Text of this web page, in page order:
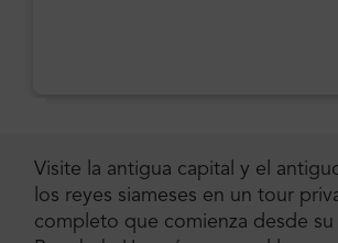
Visite la antigua capital y el
los reyes siameses en un tour
completo que comienza desde